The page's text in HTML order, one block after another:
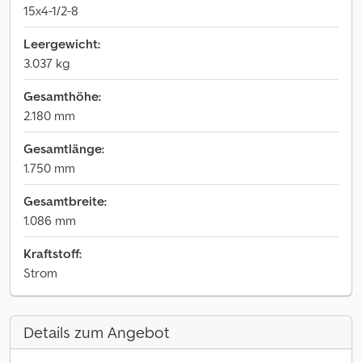
15x4-1/2-8
Leergewicht:
3.037 kg
Gesamthöhe:
2.180 mm
Gesamtlänge:
1.750 mm
Gesamtbreite:
1.086 mm
Kraftstoff:
Strom
Details zum Angebot